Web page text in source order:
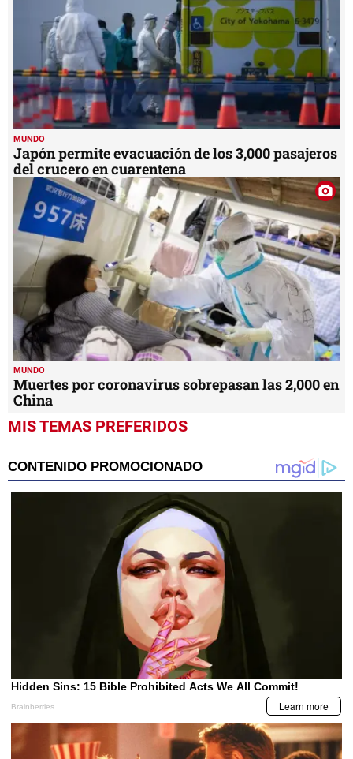
MUNDO
Japón permite evacuación de los 3,000 pasajeros
del crucero en cuarentena
MUNDO
Muertes por coronavirus sobrepasan las 2,000 en
China
MIS TEMAS PREFERIDOS